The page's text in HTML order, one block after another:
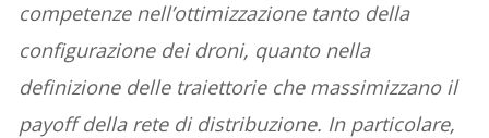
competenze nell’ottimizzazione tanto della
configurazione dei droni, quanto nella
definizione delle traiettorie che massimizzano il
payoff della rete di distribuzione. In particolare,